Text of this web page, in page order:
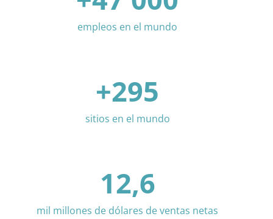
empleos en el mundo
+295
sitios en el mundo
12,6
mil millones de dólares de ventas netas